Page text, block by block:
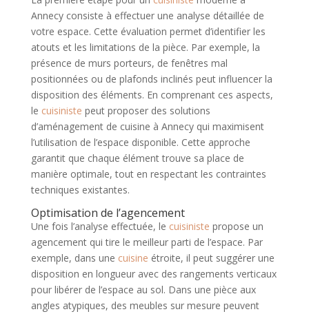
Annecy consiste à effectuer une analyse détaillée de
votre espace. Cette évaluation permet d’identifier les
atouts et les limitations de la pièce. Par exemple, la
présence de murs porteurs, de fenêtres mal
positionnées ou de plafonds inclinés peut influencer la
disposition des éléments. En comprenant ces aspects,
le cuisiniste peut proposer des solutions
d’aménagement de cuisine à Annecy qui maximisent
l’utilisation de l’espace disponible. Cette approche
garantit que chaque élément trouve sa place de
manière optimale, tout en respectant les contraintes
techniques existantes.
Optimisation de l’agencement
Une fois l’analyse effectuée, le cuisiniste propose un
agencement qui tire le meilleur parti de l’espace. Par
exemple, dans une cuisine étroite, il peut suggérer une
disposition en longueur avec des rangements verticaux
pour libérer de l’espace au sol. Dans une pièce aux
angles atypiques, des meubles sur mesure peuvent